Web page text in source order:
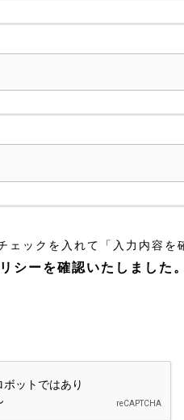
ェックを入れて「入力内容を
シーを確認いたしました。